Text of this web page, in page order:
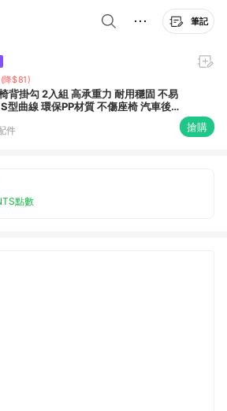
筆記
(降$81)
背掛勾 2入組 高承重力 耐用穩固 不易
型曲線 環保PP材質 不傷座椅 汽車後座
件 搶購
點數